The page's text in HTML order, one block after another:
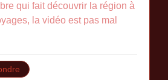
qui fait découvrir la région à
la vidéo est pas mal